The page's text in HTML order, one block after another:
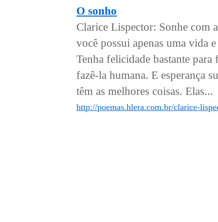
O sonho
Clarice Lispector: Sonhe com
você possui apenas uma vida
Tenha felicidade bastante
fazê-la humana. E esperança
têm as melhores coisas. Elas...
http://poemas.hlera.com.br/clarice-